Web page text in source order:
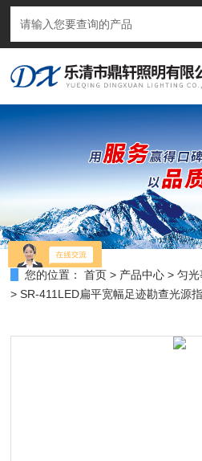
您的位置： 首页 > 产品中心 >匀
> SR-411LED扁平宽幅足迹勘查光源